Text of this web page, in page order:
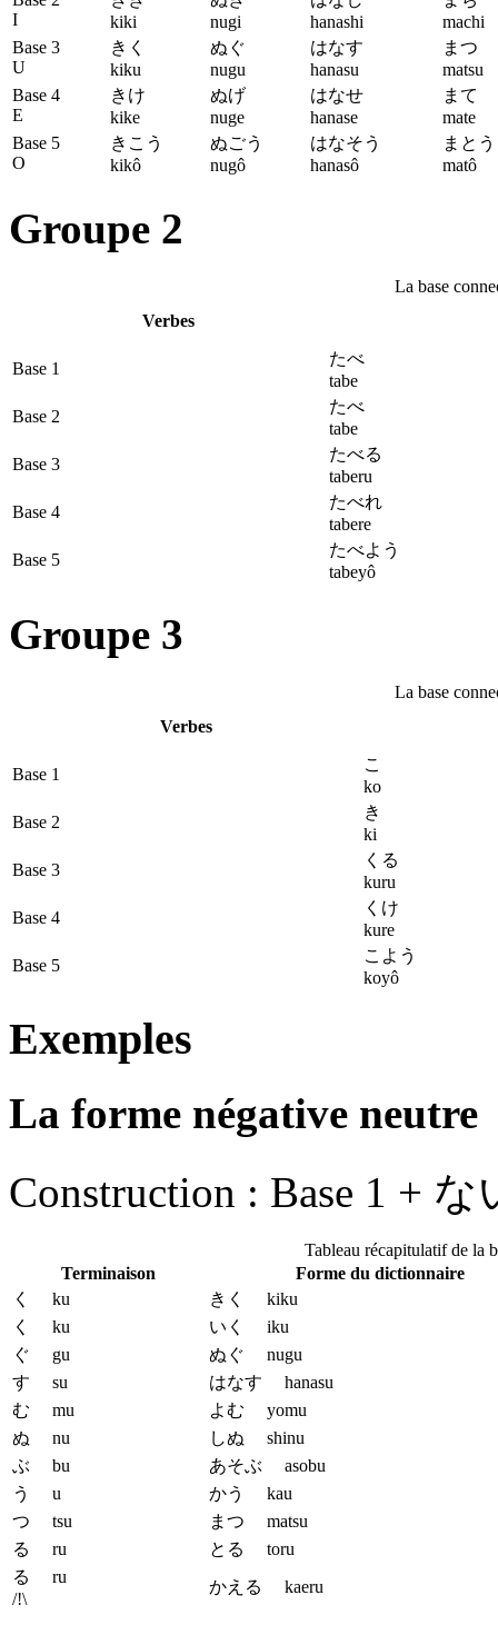
I
kiki
nugi
hanashi
machi
Base 3
U
きく
kiku
ぬぐ
nugu
はなす
hanasu
まつ
matsu
Base 4
E
きけ
kike
ぬげ
nuge
はなせ
hanase
まて
mate
Base 5
O
きこう
kikô
ぬごう
nugô
はなそう
hanasô
まとう
matô
Groupe 2
La base
Verbes
Base 1
たべ
tabe
Base 2
たべ
tabe
Base 3
たべる
taberu
Base 4
たべれ
tabere
Base 5
たべよう
tabeyô
Groupe 3
La base
Verbes
Base 1
こ
ko
Base 2
き
ki
Base 3
くる
kuru
Base 4
くけ
kure
Base 5
こよう
koyô
Exemples
La forme négative neutre
Construction : Base 1 + な
Tableau récapitulatif de la
Terminaison
Forme du dictionnaire
く ku
きく kiku
く ku
いく iku
ぐ gu
ぬぐ nugu
す su
はなす hanasu
む mu
よむ yomu
ぬ nu
しぬ shinu
ぶ bu
あそぶ asobu
う u
かう kau
つ tsu
まつ matsu
る ru
とる toru
る ru
/!\
かえる kaeru